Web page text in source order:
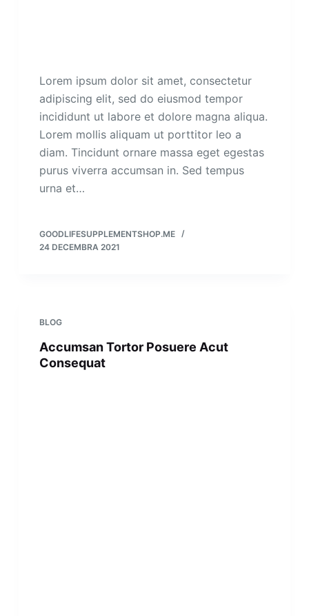
Lorem ipsum dolor sit amet, consectetur
adipiscing elit, sed do eiusmod tempor
incididunt ut labore et dolore magna aliqua.
Lorem mollis aliquam ut porttitor leo a
diam. Tincidunt ornare massa eget egestas
purus viverra accumsan in. Sed tempus
urna et…
GOODLIFESUPPLEMENTSHOP.ME
24 DECEMBRA 2021
BLOG
Accumsan Tortor Posuere Acut
Consequat